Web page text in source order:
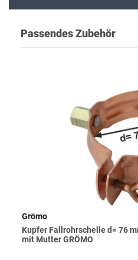
Passendes Zubehör
Grömo
Kupfer Fallrohrschelle d= 76
mit Mutter GRÖMO